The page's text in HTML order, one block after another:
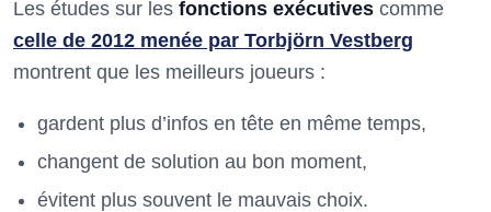
Les études sur les fonctions exécutives comme
celle de 2012 menée par Torbjörn Vestberg
montrent que les meilleurs joueurs :
gardent plus d’infos en tête en même temps,
changent de solution au bon moment,
évitent plus souvent le mauvais choix.